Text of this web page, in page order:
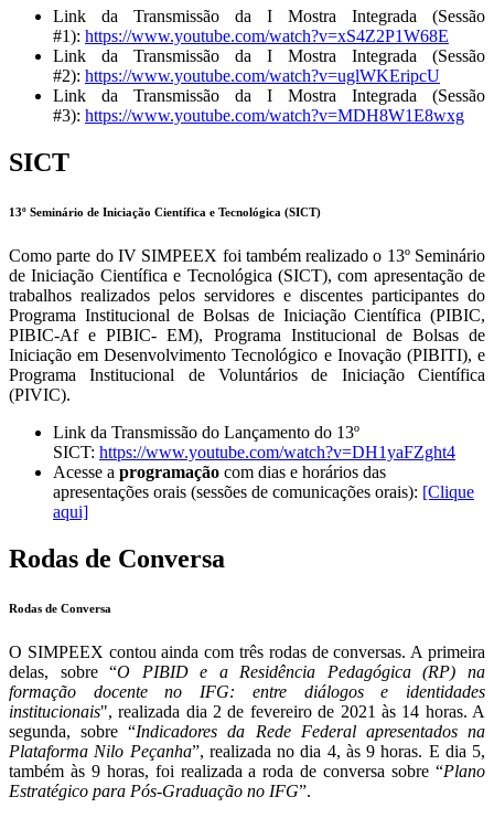
Link da Transmissão da I Mostra Integrada (Sessão
#1): https://www.youtube.com/watch?v=xS4Z2P1W68E
Link da Transmissão da I Mostra Integrada (Sessão
#2): https://www.youtube.com/watch?v=uglWKEripcU
Link da Transmissão da I Mostra Integrada (Sessão
#3): https://www.youtube.com/watch?v=MDH8W1E8wxg
SICT
13º Seminário de Iniciação Científica e Tecnológica (SICT)
Como parte do IV SIMPEEX foi também realizado o 13º Seminário
de Iniciação Científica e Tecnológica (SICT), com apresentação de
trabalhos realizados pelos servidores e discentes participantes do
Programa Institucional de Bolsas de Iniciação Científica (PIBIC,
PIBIC-Af e PIBIC- EM), Programa Institucional de Bolsas de
Iniciação em Desenvolvimento Tecnológico e Inovação (PIBITI), e
Programa Institucional de Voluntários de Iniciação Científica
(PIVIC).
Link da Transmissão do Lançamento do 13º
SICT: https://www.youtube.com/watch?v=DH1yaFZght4
Acesse a programação com dias e horários das
apresentações orais (sessões de comunicações orais): [Clique
aqui]
Rodas de Conversa
Rodas de Conversa
O SIMPEEX contou ainda com três rodas de conversas. A primeira
delas, sobre “O PIBID e a Residência Pedagógica (RP) na
formação docente no IFG: entre diálogos e identidades
institucionais", realizada dia 2 de fevereiro de 2021 às 14 horas. A
segunda, sobre “Indicadores da Rede Federal apresentados na
Plataforma Nilo Peçanha”, realizada no dia 4, às 9 horas. E dia 5,
também às 9 horas, foi realizada a roda de conversa sobre “Plano
Estratégico para Pós-Graduação no IFG”.